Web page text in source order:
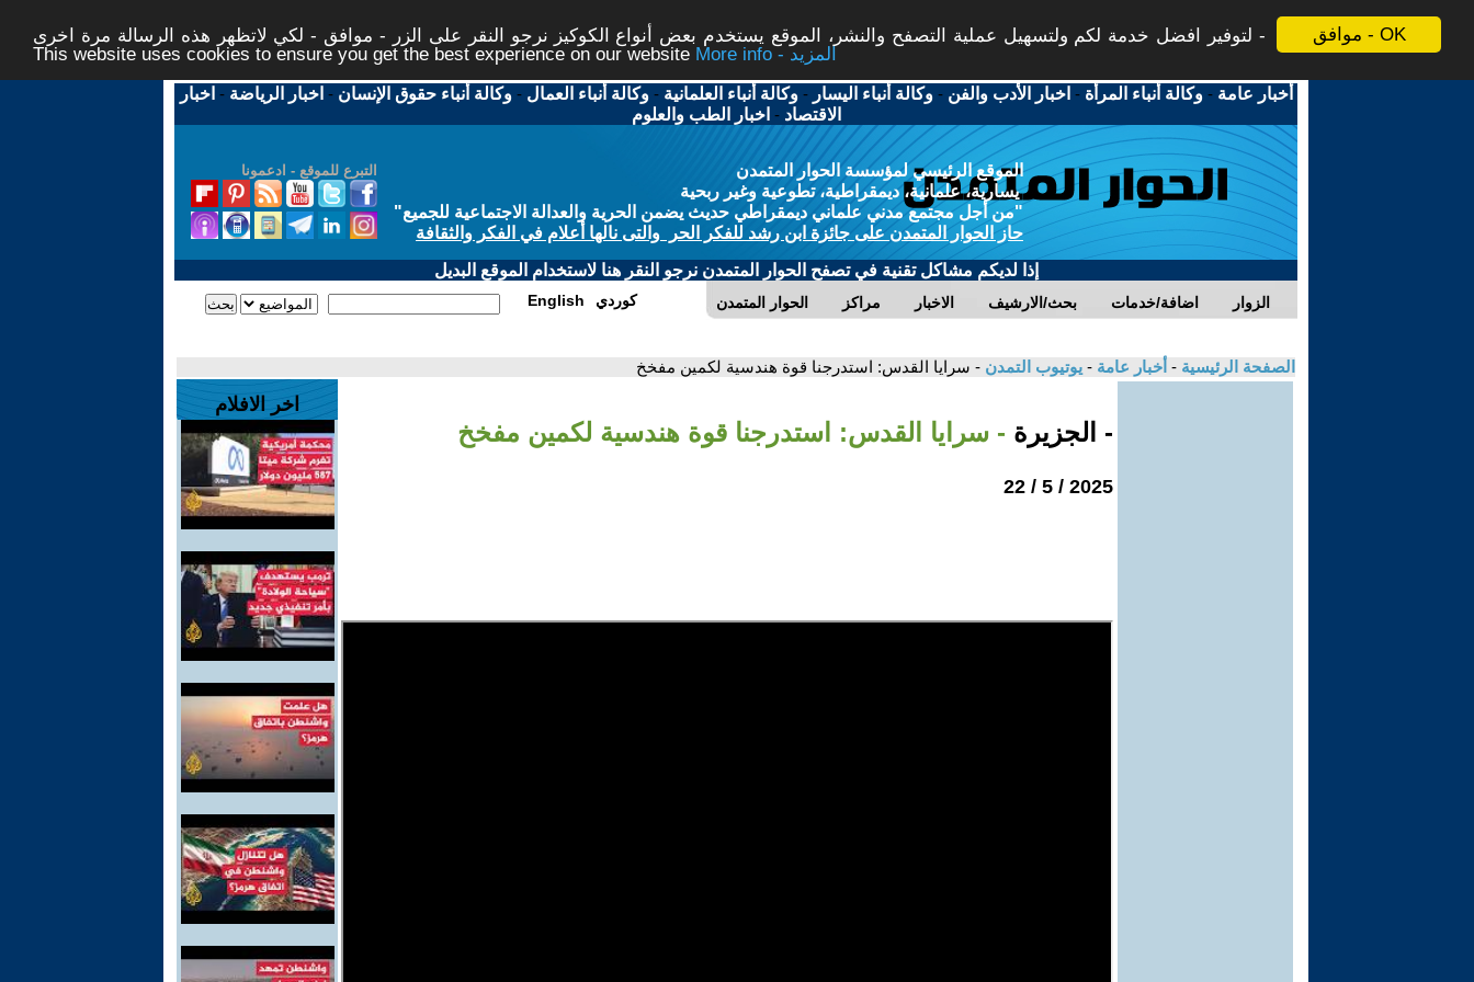
موافق - OK
لتوفير افضل خدمة لكم ولتسهيل عملية التصفح والنشر، الموقع يستخدم بعض أنواع الكوكيز نرجو النقر على الزر - موافق - لكي لاتظهر هذه الرسالة مرة اخرى -
This website uses cookies to ensure you get the best experience on our website
More info - المزيد
أخبار عامة -وكالة أنباء المرأة - اخبار الأدب والفن -وكالة أنباء اليسار -وكالة أنباء العلمانية -وكالة أنباء العمال -وكالة أنباء حقوق الإنسان - اخبار الرياضة - اخبار
الاقتصاد - اخبار الطب والعلوم
التبرع للموقع - ادعمونا
الموقع الرئيسي لمؤسسة الحوار المتمدن
يسارية، علمانية، ديمقراطية، تطوعية وغير ربحية
"من أجل مجتمع مدني علماني ديمقراطي حديث يضمن الحرية والعدالة الاجتماعية للجميع"
حاز الحوار المتمدن على جائزة ابن رشد للفكر الحر والتى نالها أعلام في الفكر والثقافة
إذا لديكم مشاكل تقنية في تصفح الحوار المتمدن نرجو النقر هنا لاستخدام الموقع البديل
الحوار المتمدن مراكز الاخبار بحث/الارشيف اضافة/خدمات الزوار English كوردي
الصفحة الرئيسية - أخبار عامة - يوتيوب التمدن - سرايا القدس: استدرجنا قوة هندسية لكمين مفخخ
- الجزيرة - سرايا القدس: استدرجنا قوة هندسية لكمين مفخخ
2025 / 5 / 22
اخر الافلام